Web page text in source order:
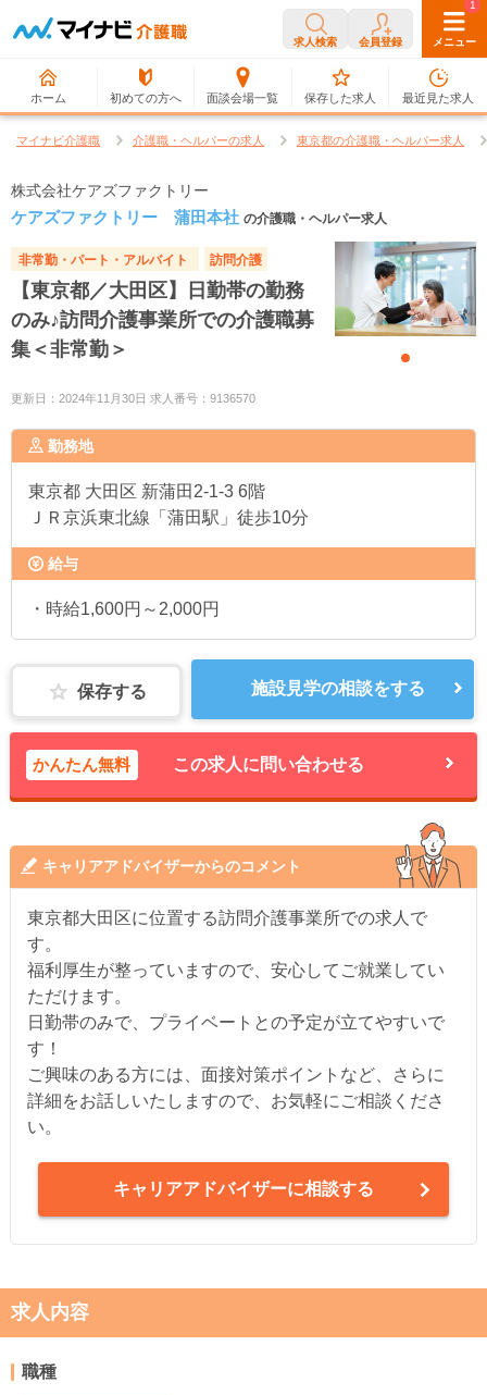
求人検索 会員登録 メニュー
ホーム 初めての方へ 面談会場一覧
0
保存した求人
1
最近見た求人
マイナビ介護職 介護職・ヘルパーの求人 東京都の介護職・ヘルパー求人
株式会社ケアズファクトリー
ケアズファクトリー 蒲田本社 の介護職・ヘルパー求人
非常勤・パート・アルバイト 訪問介護
【東京都／大田区】日勤帯の勤務
のみ♪訪問介護事業所での介護職募
集＜非常勤＞
更新日：2024年11月30日 求人番号：9136570
勤務地
東京都 大田区 新蒲田2-1-3 6階
ＪＲ京浜東北線「蒲田駅」徒歩10分
給与
・時給1,600円～2,000円
保存する 施設見学の相談をする
かんたん無料 この求人に問い合わせる
キャリアアドバイザーからのコメント
東京都大田区に位置する訪問介護事業所での求人で
す。
福利厚生が整っていますので、安心してご就業してい
ただけます。
日勤帯のみで、プライベートとの予定が立てやすいで
す！
ご興味のある方には、面接対策ポイントなど、さらに
詳細をお話しいたしますので、お気軽にご相談くださ
い。
キャリアアドバイザーに相談する
求人内容
職種